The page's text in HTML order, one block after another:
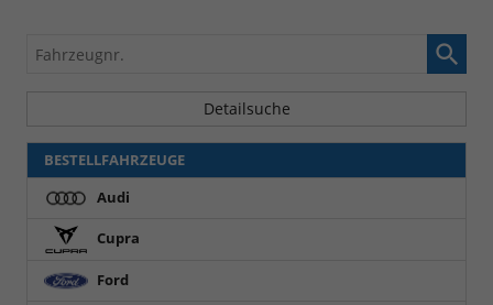
Fahrzeugnr.
Detailsuche
BESTELLFAHRZEUGE
Audi
Cupra
Ford